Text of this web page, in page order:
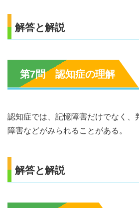
解答と解説
第7問 認知症の理解
認知症では、記憶障害だけでなく、
障害などがみられることがある。
解答と解説